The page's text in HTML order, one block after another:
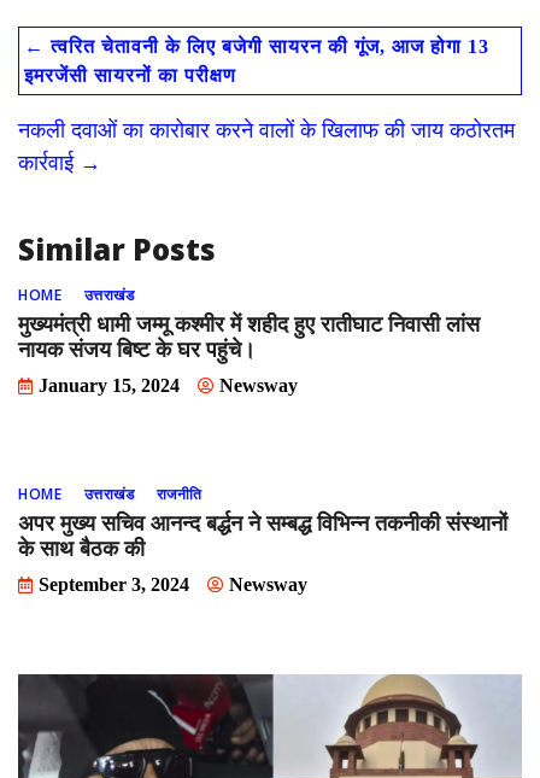
e
b
o
o
k
to
d
o
n
ai
l
ar
e
← त्वरित चेतावनी के लिए बजेगी सायरन की गूंज, आज होगा 13
इमरजेंसी सायरनों का परीक्षण
नकली दवाओं का कारोबार करने वालों के खिलाफ की जाय कठोरतम
कार्रवाई →
Similar Posts
HOME उत्तराखंड
मुख्यमंत्री धामी जम्मू कश्मीर में शहीद हुए रातीघाट निवासी लांस
नायक संजय बिष्ट के घर पहुंचे।
January 15, 2024 Newsway
HOME उत्तराखंड राजनीति
अपर मुख्य सचिव आनन्द बर्द्धन ने सम्बद्ध विभिन्न तकनीकी संस्थानों
के साथ बैठक की
September 3, 2024 Newsway